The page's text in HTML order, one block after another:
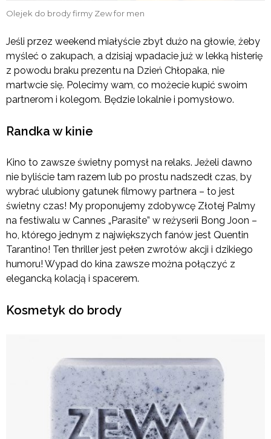
Olejek do brody firmy Zew for men
Jeśli przez weekend miałyście zbyt dużo na głowie, żeby
myśleć o zakupach, a dzisiaj wpadacie już w lekką histerię
z powodu braku prezentu na Dzień Chłopaka, nie
martwcie się. Polecimy wam, co możecie kupić swoim
partnerom i kolegom. Będzie lokalnie i pomysłowo.
Randka w kinie
Kino to zawsze świetny pomysł na relaks. Jeżeli dawno
nie byliście tam razem lub po prostu nadszedł czas, by
wybrać ulubiony gatunek filmowy partnera – to jest
świetny czas! My proponujemy zdobywcę Złotej Palmy
na festiwalu w Cannes „Parasite” w reżyserii Bong Joon –
ho, którego jednym z największych fanów jest Quentin
Tarantino! Ten thriller jest pełen zwrotów akcji i dzikiego
humoru! Wypad do kina zawsze można połączyć z
elegancką kolacją i spacerem.
Kosmetyk do brody